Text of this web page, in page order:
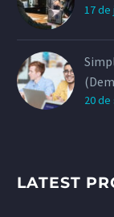
17 de
20
LATEST